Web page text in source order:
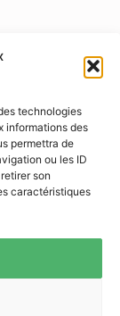
technologies
informations des
permettra de
ou les ID
son
caractéristiques